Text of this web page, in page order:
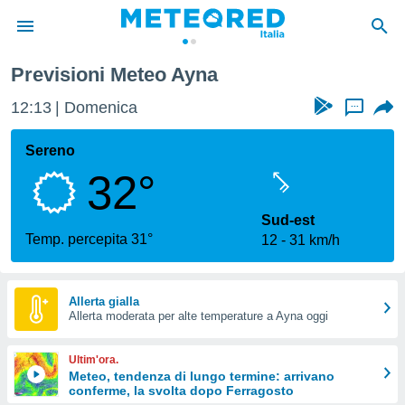
di
per
le
di
Web
le
Previsioni Meteo Ayna
12:13 Domenica ...
Sereno
32°
Temp. percepita 31°
Sud-est
12
31 km/h
Allerta gialla
Allerta moderata per alte temperature a Ayna oggi
Ultim'ora.
Meteo, tendenza di lungo termine: arrivano
conferme, la svolta dopo Ferragosto